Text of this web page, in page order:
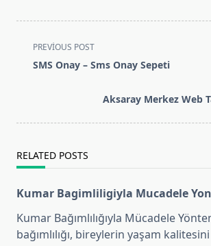
<span
class="nav-
text">Page</span>
PREVIOUS POST
SMS Onay – Sms Onay Sepeti
Aksaray Merkez Web
RELATED POSTS
Kumar Bagimliligiyla Mucadele
Kumar Bağımlılığıyla Mücadele
bağımlılığı, bireylerin yaşam